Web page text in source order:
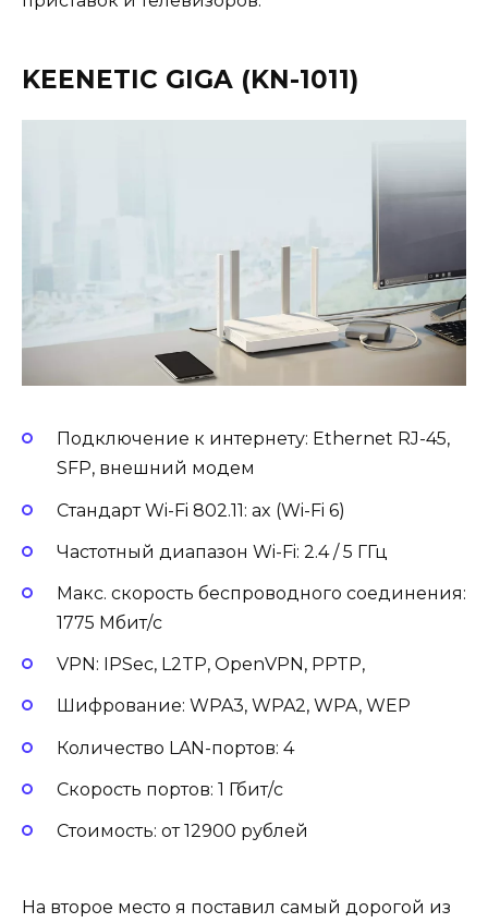
KEENETIC GIGA (KN-1011)
Подключение к интернету: Ethernet RJ-45,
SFP, внешний модем
Стандарт Wi-Fi 802.11: ax (Wi-Fi 6)
Частотный диапазон Wi-Fi: 2.4 / 5 ГГц
Макс. скорость беспроводного соединения:
1775 Мбит/с
VPN: IPSec, L2TP, OpenVPN, PPTP,
Шифрование: WPA3, WPA2, WPA, WEP
Количество LAN-портов: 4
Скорость портов: 1 Гбит/с
Стоимость: от 12900 рублей
На второе место я поставил самый дорогой из